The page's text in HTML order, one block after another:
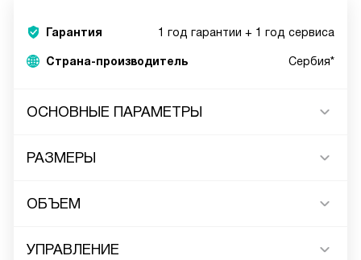
Гарантия 1 год гарантии + 1 год сервиса
Страна-производитель Сербия*
ОСНОВНЫЕ ПАРАМЕТРЫ
РАЗМЕРЫ
ОБЪЕМ
УПРАВЛЕНИЕ